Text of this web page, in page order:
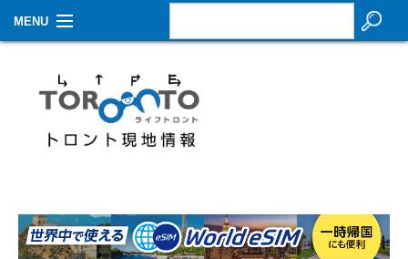
MENU
生活情報
その他
イベントカレンダー